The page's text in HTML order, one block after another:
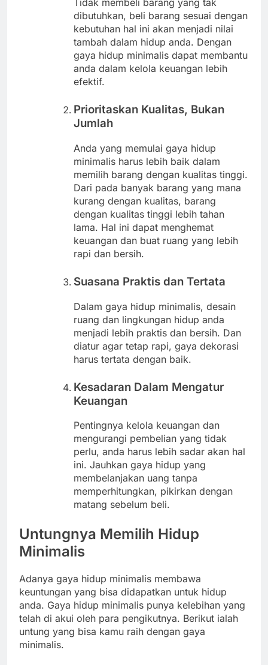
Tidak membeli barang yang tak
dibutuhkan, beli barang sesuai dengan
kebutuhan hal ini akan menjadi nilai
tambah dalam hidup anda. Dengan
gaya hidup minimalis dapat membantu
anda dalam kelola keuangan lebih
efektif.
Prioritaskan Kualitas, Bukan
Jumlah
Anda yang memulai gaya hidup
minimalis harus lebih baik dalam
memilih barang dengan kualitas tinggi.
Dari pada banyak barang yang mana
kurang dengan kualitas, barang
dengan kualitas tinggi lebih tahan
lama. Hal ini dapat menghemat
keuangan dan buat ruang yang lebih
rapi dan bersih.
Suasana Praktis dan Tertata
Dalam gaya hidup minimalis, desain
ruang dan lingkungan hidup anda
menjadi lebih praktis dan bersih. Dan
diatur agar tetap rapi, gaya dekorasi
harus tertata dengan baik.
Kesadaran Dalam Mengatur
Keuangan
Pentingnya kelola keuangan dan
mengurangi pembelian yang tidak
perlu, anda harus lebih sadar akan hal
ini. Jauhkan gaya hidup yang
membelanjakan uang tanpa
memperhitungkan, pikirkan dengan
matang sebelum beli.
Untungnya Memilih Hidup
Minimalis
Adanya gaya hidup minimalis membawa
keuntungan yang bisa didapatkan untuk hidup
anda. Gaya hidup minimalis punya kelebihan yang
telah di akui oleh para pengikutnya. Berikut ialah
untung yang bisa kamu raih dengan gaya
minimalis.